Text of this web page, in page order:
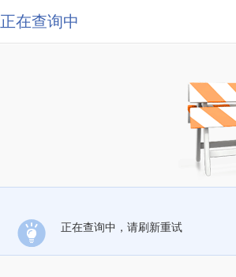
正在查询中
正在查询中，请刷新重试